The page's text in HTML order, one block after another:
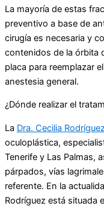
La mayoría de estas
preventivo a base de
cirugía es necesaria y
contenidos de la órbita
placa para reemplazar
anestesia general.
¿Dónde realizar el
La Dra. Cecilia
oculoplástica,
Tenerife y Las Palmas,
párpados, vías
referente. En la
Rodríguez está situada